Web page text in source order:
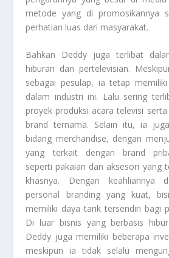
metode yang di promosikannya
perhatian luas dari masyarakat.
Bahkan Deddy juga terlibat
hiburan dan pertelevisian.
sebagai pesulap, ia tetap
dalam industri ini. Lalu sering
proyek produksi acara televisi
brand ternama. Selain itu, ia
bidang merchandise, dengan
yang terkait dengan brand
seperti pakaian dan aksesori yang
khasnya. Dengan keahliannya
personal branding yang kuat,
memiliki daya tarik tersendiri bagi
Di luar bisnis yang berbasis
Deddy juga memiliki beberapa
meskipun ia tidak selalu